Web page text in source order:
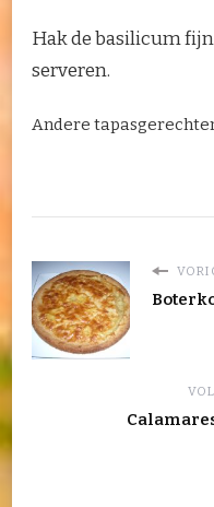
Hak de basilicum
serveren.
Andere